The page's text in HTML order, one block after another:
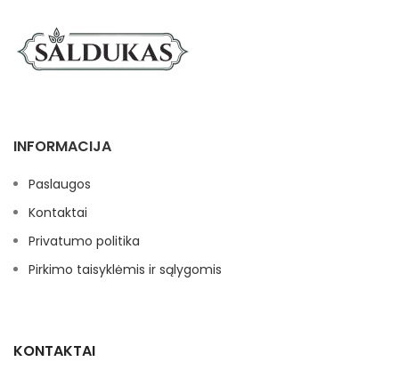
INFORMACIJA
Paslaugos
Kontaktai
Privatumo politika
Pirkimo taisyklėmis ir sąlygomis
KONTAKTAI